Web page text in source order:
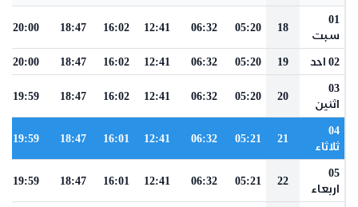
01
سبت
18
05:20
06:32
12:41
16:02
18:47
20:00
02 احد 19
05:20
06:32
12:41
16:02
18:47
20:00
03
اثنين
20
05:20
06:32
12:41
16:02
18:47
19:59
04
ثلاثاء
21
05:21
06:32
12:41
16:01
18:47
19:59
05
اربعاء
22
05:21
06:32
12:41
16:01
18:47
19:59